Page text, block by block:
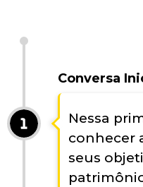
Conversa
Nessa
conhecer
seus